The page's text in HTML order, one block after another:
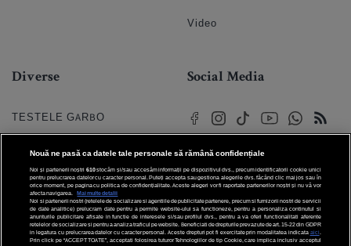
Video
Diverse
TESTELE GARBO
HOROSCOP
HOROSCOPUL IUBIRII
FORUMURI
TRATAMENTE NATURISTE
Social Media
© 2026 Internet Corp SRL
Toate drepturile rezervate
Nouă ne pasă ca datele tale personale să rămână confidențiale
Noi și partenerii noștri 610stocăm și/sau accesăm informații pe dispozitivul dvs., precum identificatorii cookie unici
pentru prelucrarea datelor cu caracter personal. Puteți accepta sau gestiona alegerile dvs. făcând clic mai jos sau în
orice moment, pe pagina cu politica de confidențialitate. Aceste alegeri vor fi raportate partenerilor noștri și nu vă vor
afecta navigarea.
Mai multe detalii
Noi si partenerii nostri (retelele de socializare si agentiile de publicitate partenere, precum si furnizorii nostri de servicii
de date analitice) prelucram date pentru a permite website-ului sa functioneze, pentru a personaliza continutul si
anunturile publicitare afisate in functie de interesele si/sau profilul dvs., pentru a va oferi functionalitati aferente
retelelor de socializare si pentru a analiza traficul pe website. Beneficiati de drepturile prevazute de art. 15-22 din GDPR
in legatura cu prelucrarea datelor cu caracter personal. Aceste drepturi pot fi exercitate prin modalitatea indicata aici
Prin click pe “ACCEPT TOATE”, acceptati folosirea tuturor Tehnologiilor de tip Cookie, care implica inclusiv acceptul